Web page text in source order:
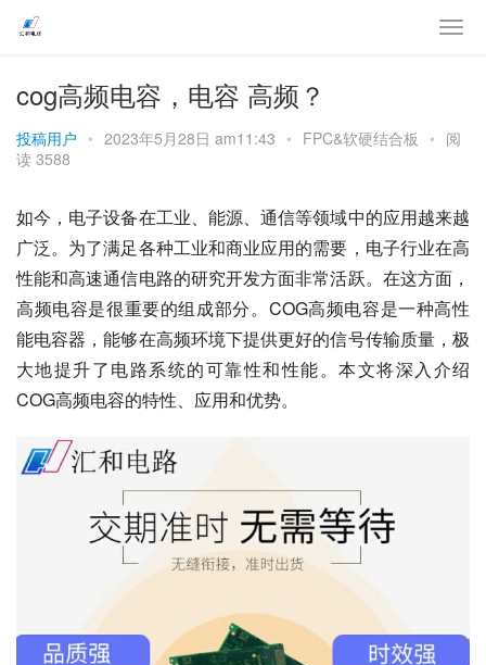
cog高频电容，电容 高频？
投稿用户 • 2023年5月28日 am11:43 • FPC&软硬结合板 • 阅
读 3588
如今，电子设备在工业、能源、通信等领域中的应用越来越
广泛。为了满足各种工业和商业应用的需要，电子行业在高
性能和高速通信电路的研究开发方面非常活跃。在这方面，
高频电容是很重要的组成部分。COG高频电容是一种高性
能电容器，能够在高频环境下提供更好的信号传输质量，极
大地提升了电路系统的可靠性和性能。本文将深入介绍
COG高频电容的特性、应用和优势。